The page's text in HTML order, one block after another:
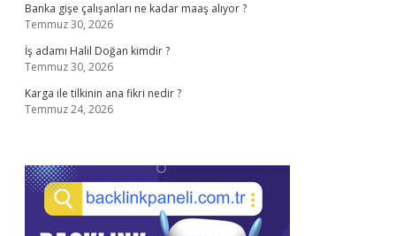
Banka gişe çalışanları ne kadar maaş alıyor ?
Temmuz 30, 2026
İş adamı Halil Doğan kimdir ?
Temmuz 30, 2026
Karga ile tilkinin ana fikri nedir ?
Temmuz 24, 2026